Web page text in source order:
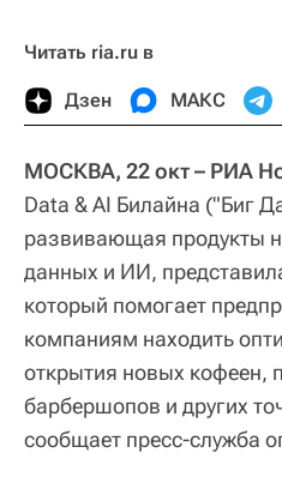
Читать ria.ru в
Дзен МАКС
МОСКВА, 22 окт – РИА
Data & AI Билайна ("Биг
развивающая продукты
данных и ИИ,
который помогает
компаниям находить
открытия новых кофеен,
барбершопов и других
сообщает пресс-служба